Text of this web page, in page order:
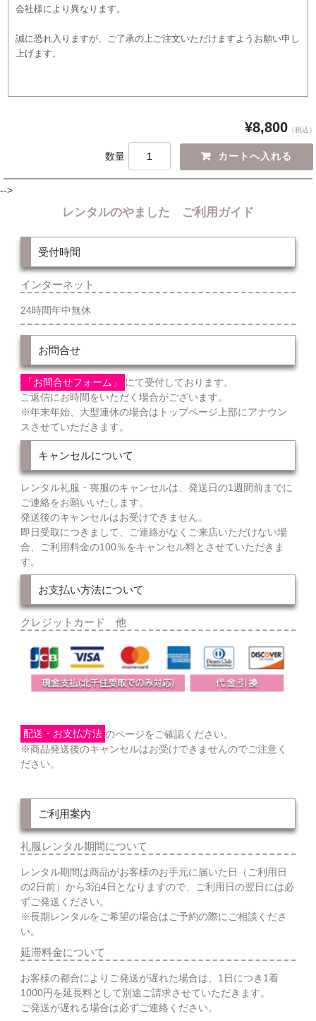
会社様により異なります。
誠に恐れ入りますが、ご了承の上ご注文いただけますようお願い申し
上げます。
¥8,800 （税込）
数量
-->
レンタルのやました ご利用ガイド
受付時間
インターネット
24時間年中無休
お問合せ
「お問合せフォーム」
にて受付しております。
ご返信にお時間をいただく場合がございます。
※年末年始、大型連休の場合はトップページ上部にアナウン
スさせていただきます。
キャンセルについて
レンタル礼服・喪服のキャンセルは、発送日の1週間前までに
ご連絡をお願いいたします。
発送後のキャンセルはお受けできません。
即日受取につきまして、ご連絡がなくご来店いただけない場
合、ご利用料金の100％をキャンセル料とさせていただきま
す。
お支払い方法について
クレジットカード 他
配送・お支払方法 のページをご確認ください。
※商品発送後のキャンセルはお受けできませんのでご注意く
ださい。
ご利用案内
礼服レンタル期間について
レンタル期間は商品がお客様のお手元に届いた日（ご利用日
の2日前）から3泊4日となりますので、ご利用日の翌日には必
ずご発送ください。
※長期レンタルをご希望の場合はご予約の際にご相談くださ
い。
延滞料金について
お客様の都合によりご発送が遅れた場合は、1日につき1着
1000円を延長料として別途ご請求させていただきます。
ご発送が遅れる場合は必ずご連絡ください。